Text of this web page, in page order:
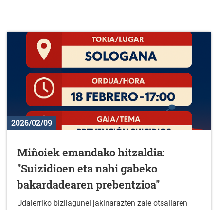
2026/02/09
Miñoiek emandako hitzaldia:
"Suizidioen eta nahi gabeko
bakardadearen prebentzioa"
Udalerriko bizilagunei jakinarazten zaie otsailaren